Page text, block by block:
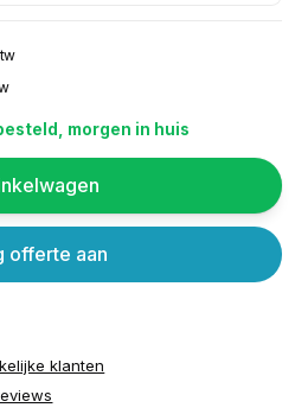
morgen in huis
offerte aan
klanten